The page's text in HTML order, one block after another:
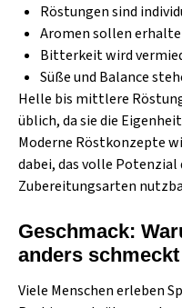
Röstungen sind
Aromen sollen
Bitterkeit wird
Süße und Balance
Helle bis mittlere
üblich, da sie die
Moderne Röstkonzepte
dabei, das volle
Zubereitungsarten
Geschmack:
anders schmeckt
Viele Menschen erleben